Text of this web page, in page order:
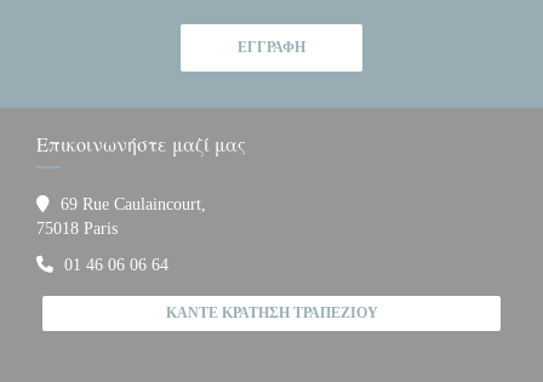
ΕΓΓΡΑΦΉ
Επικοινωνήστε μαζί μας
69 Rue Caulaincourt,
75018 Paris((ανοίγει σε νέο παράθυρο))
01 46 06 06 64
ΚΆΝΤΕ ΚΡΆΤΗΣΗ ΤΡΑΠΕΖΙΟΎ